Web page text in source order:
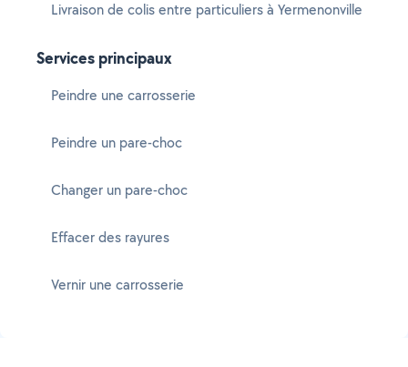
Livraison de colis entre particuliers à Yermenonville
Services principaux
Peindre une carrosserie
Peindre un pare-choc
Changer un pare-choc
Effacer des rayures
Vernir une carrosserie